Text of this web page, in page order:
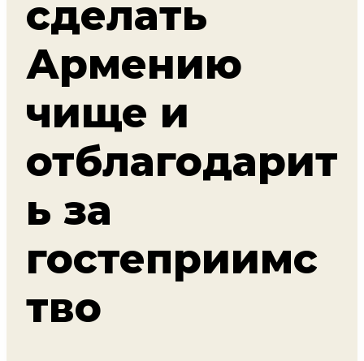
сделать
Армению
чище и
отблагодарит
ь за
гостеприимс
тво